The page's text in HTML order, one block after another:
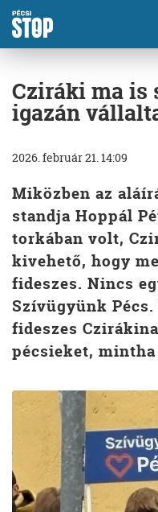
Cziráki ma is
igazán
2026. február 21. 14:09
Miközben az
standja Hoppál
torkában volt,
kivehető, hogy
fideszes. Nincs
Szívügyünk
fideszes
pécsieket,